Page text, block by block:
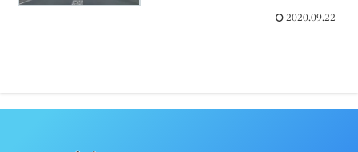
2020.09.22